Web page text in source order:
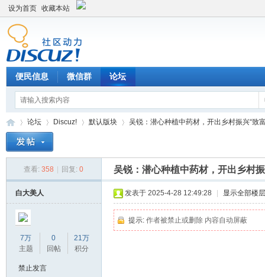
设为首页 收藏本站
便民信息 微信群 论坛
论坛
›
Discuz!
›
默认版块
›
吴锐：潜心种植中药材，开出乡村振兴“致
查看: 358 回复: 0 吴锐：潜心种植中药材，开出乡村
白大美人
7万
主题
0
回帖
21万
积分
禁止发言
发表于 2025-4-28 12:49:28 显示全部楼层
提示: 作者被禁止或删除 内容自动屏蔽